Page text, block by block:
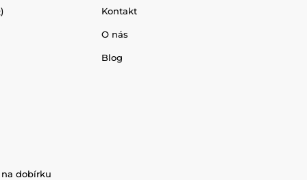
dobírku
Kontakt
O nás
Blog